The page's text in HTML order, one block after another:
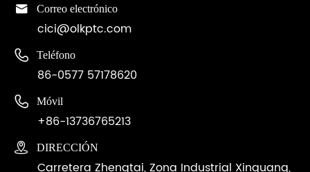
 Correo electrónico
cici@olkptc.com
 Teléfono
86-0577 57178620
 Móvil
+86-13736765213
 DIRECCIÓN
Carretera Zhengtai, Zona Industrial Xinguang,